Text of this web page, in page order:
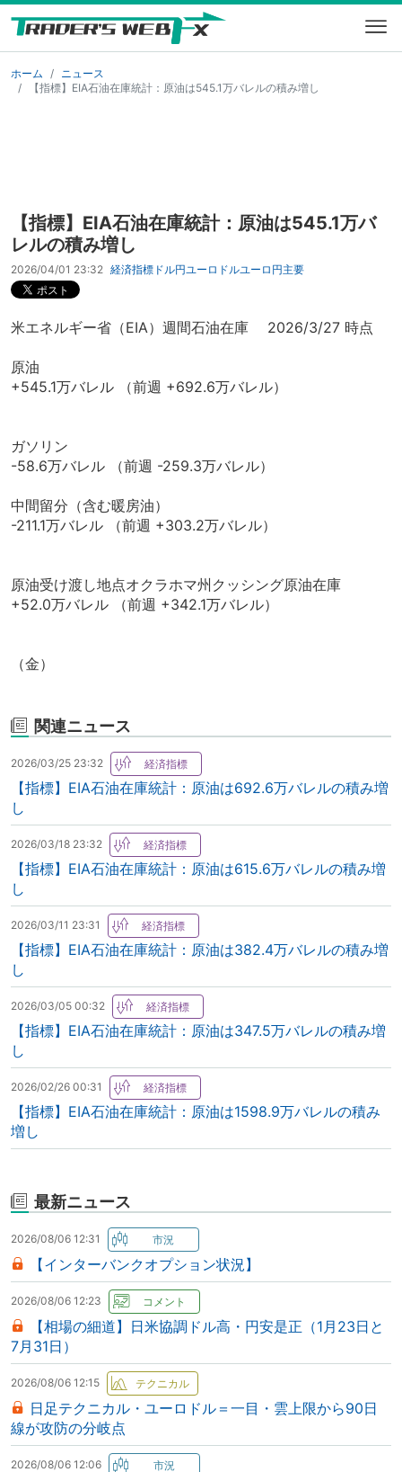
ホーム
ニュース
【指標】EIA石油在庫統計：原油は545.1万バレルの積み増し
【指標】EIA石油在庫統計：原油は545.1万バ
レルの積み増し
2026/04/01 23:32 経済指標 ドル円ユーロドルユーロ円主要
米エネルギー省（EIA）週間石油在庫 2026/3/27 時点
原油
+545.1万バレル （前週 +692.6万バレル）
ガソリン
-58.6万バレル （前週 -259.3万バレル）
中間留分（含む暖房油）
-211.1万バレル （前週 +303.2万バレル）
原油受け渡し地点オクラホマ州クッシング原油在庫
+52.0万バレル （前週 +342.1万バレル）
（金）
関連ニュース
2026/03/25 23:32
【指標】EIA石油在庫統計：原油は692.6万バレルの積み増
し
2026/03/18 23:32
【指標】EIA石油在庫統計：原油は615.6万バレルの積み増
し
2026/03/11 23:31
【指標】EIA石油在庫統計：原油は382.4万バレルの積み増
し
2026/03/05 00:32
【指標】EIA石油在庫統計：原油は347.5万バレルの積み増
し
2026/02/26 00:31
【指標】EIA石油在庫統計：原油は1598.9万バレルの積み
増し
最新ニュース
2026/08/06 12:31
【インターバンクオプション状況】
2026/08/06 12:23
【相場の細道】日米協調ドル高・円安是正（1月23日と
7月31日）
2026/08/06 12:15
日足テクニカル・ユーロドル＝一目・雲上限から90日
線が攻防の分岐点
2026/08/06 12:06